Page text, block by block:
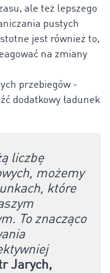
ale też lepszego
pustych
jest również to,
na zmiany
przebiegów -
dodatkowy ładunek
liczbę
możemy
które
To znacząco
Jarych,